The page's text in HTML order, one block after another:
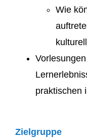
Wie
praktischen
Zielgruppe